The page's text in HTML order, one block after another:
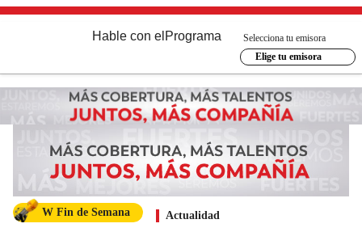
Hable con el Programa
Selecciona tu emisora
Elige tu emisora
W Fin de Semana Actualidad